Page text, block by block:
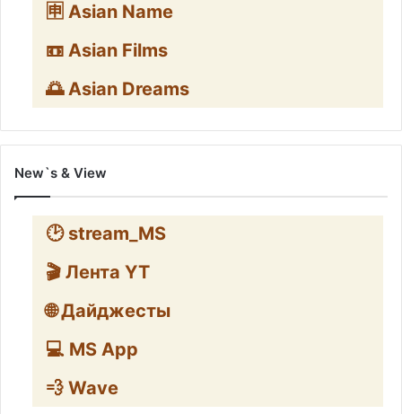
🈸 Asian Name
📼 Asian Films
🌅 Asian Dreams
New`s & View
🕑 stream_MS
🎬 Лента YT
🌐 Дайджесты
💻 MS App
💨 Wave